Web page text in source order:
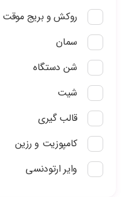
روکش و بریج موقت
سمان
شن دستگاه
شیت
قالب گیری
کامپوزیت و رزین
وایر ارتودنسی